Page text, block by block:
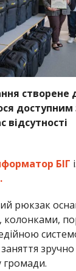
створене
доступним
відсутності
БІГ
рюкзак
колонками,
громади.